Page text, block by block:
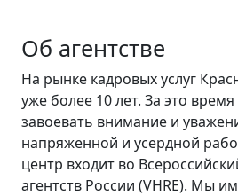
Об агентстве
На рынке кадровых услуг
уже более 10 лет. За это
завоевать внимание и
напряженной и усердной
центр входит во
агентств России (VHRE). Мы